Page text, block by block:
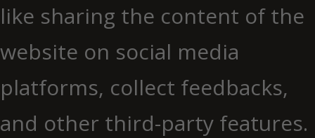
like sharing the content of the
website on social media
platforms, collect feedbacks,
and other third-party features.